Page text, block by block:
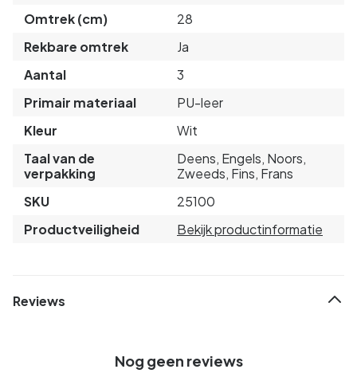
Omtrek (cm)
28
Rekbare omtrek
Ja
Aantal
3
Primair materiaal
PU-leer
Kleur
Wit
Taal van de
verpakking
Deens, Engels, Noors,
Zweeds, Fins, Frans
SKU
25100
Productveiligheid
Bekijk productinformatie
Reviews
Nog geen reviews